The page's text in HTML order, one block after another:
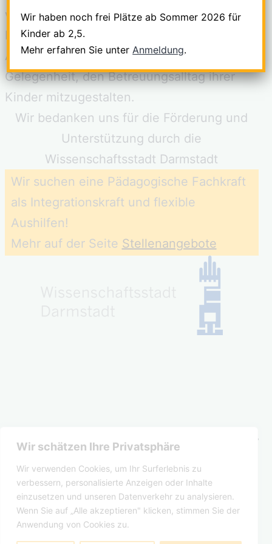
Wir schätzen Ihre Privatsphäre
Wir verwenden Cookies, um Ihr Surferlebnis zu
verbessern, personalisierte Anzeigen oder Inhalte
einzusetzen und unseren Datenverkehr zu analysieren.
Wenn Sie auf „Alle akzeptieren" klicken, stimmen Sie der
Anwendung von Cookies zu.
wir Kindern einen Ort zum Leben, Spielen,
Freundschaften pflegen, Forschen und
Ausruhen und bieten Eltern die
Gelegenheit, den Betreuungsalltag ihrer
Kinder mitzugestalten.
Wir bedanken uns für die Förderung und
Unterstützung durch die
Wissenschaftsstadt Darmstadt
Wir suchen eine Pädagogische Fachkraft
als Integrationskraft und flexible
Aushilfen!
Mehr auf der Seite Stellenangebote
KINDERHAUS IM BDP
Datenschutzerklärung
Stolz präsentiert von WordPress
Wir haben noch frei Plätze ab Sommer 2026 für
Kinder ab 2,5.
Mehr erfahren Sie unter Anmeldung.